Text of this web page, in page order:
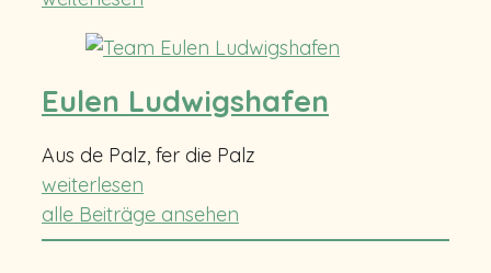
Eulen Ludwigshafen
Aus de Palz, fer die Palz
weiterlesen
alle Beiträge ansehen